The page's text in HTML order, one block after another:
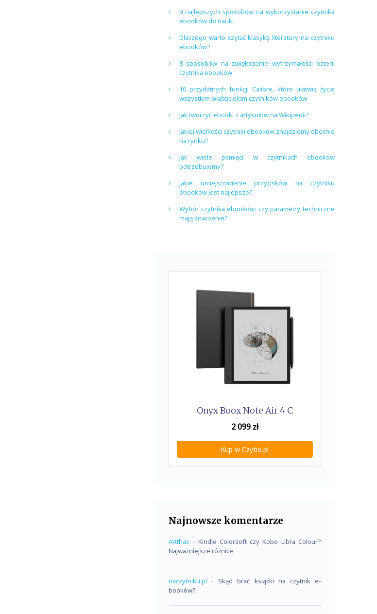
9 najlepszych sposobów na wykorzystanie czytnika
ebooków do nauki
Dlaczego warto czytać klasykę literatury na czytniku
ebooków?
8 sposobów na zwiększenie wytrzymałości baterii
czytnika ebooków
10 przydatnych funkcji Calibre, które ułatwią życie
wszystkim właścicielom czytników ebooków
Jak tworzyć ebooki z artykułów na Wikipedii?
Jakiej wielkości czytniki ebooków znajdziemy obecnie
na rynku?
Jak wiele pamięci w czytnikach ebooków
potrzebujemy?
Jakie umiejscowienie przycisków na czytniku
ebooków jest najlepsze?
Wybór czytnika ebooków: czy parametry techniczne
mają znaczenie?
Onyx Boox Note Air 4 C
2 099zł
Kup w Czytio.pl
Najnowsze komentarze
Artthas - Kindle Colorsoft czy Kobo Libra Colour?
Najważniejsze różnice
naczytniku.pl - Skąd brać książki na czytnik e-
booków?